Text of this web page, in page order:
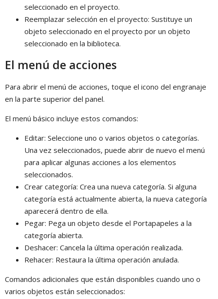
seleccionado en el proyecto.
Reemplazar selección en el proyecto: Sustituye un
objeto seleccionado en el proyecto por un objeto
seleccionado en la biblioteca.
El menú de acciones
Para abrir el menú de acciones, toque el icono del engranaje
en la parte superior del panel.
El menú básico incluye estos comandos:
Editar: Seleccione uno o varios objetos o categorías.
Una vez seleccionados, puede abrir de nuevo el menú
para aplicar algunas acciones a los elementos
seleccionados.
Crear categoría: Crea una nueva categoría. Si alguna
categoría está actualmente abierta, la nueva categoría
aparecerá dentro de ella.
Pegar: Pega un objeto desde el Portapapeles a la
categoría abierta.
Deshacer: Cancela la última operación realizada.
Rehacer: Restaura la última operación anulada.
Comandos adicionales que están disponibles cuando uno o
varios objetos están seleccionados: